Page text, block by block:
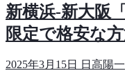
新横浜-新大阪
限定で格安な
2025年3月15日 日高陽一